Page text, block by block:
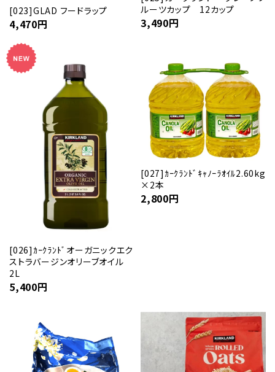
[023]GLAD フードラップ
4,470円
ルーツカップ 12カップ
3,490円
[026]ｶｰｸﾗﾝﾄﾞオーガニックエク
ストラバージンオリーブオイル
2L
5,400円
[027]ｶｰｸﾗﾝﾄﾞｷｬﾉｰﾗｵｲﾙ2.60kg
×2本
2,800円